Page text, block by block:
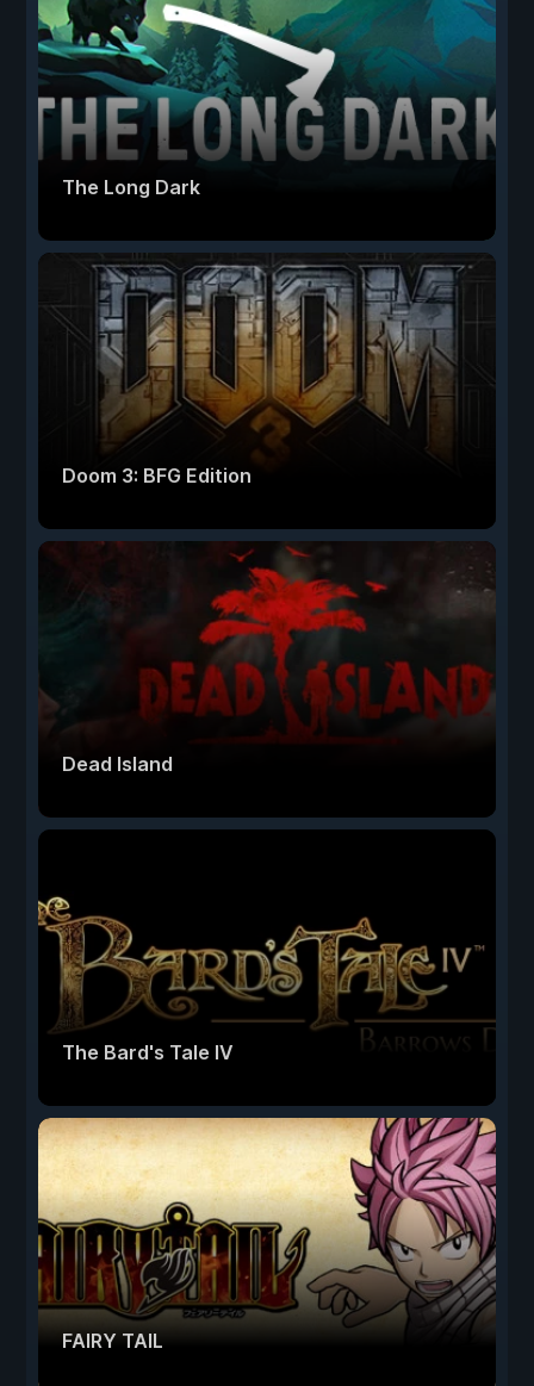
The Long Dark
Doom 3: BFG Edition
Dead Island
The Bard's Tale IV
FAIRY TAIL